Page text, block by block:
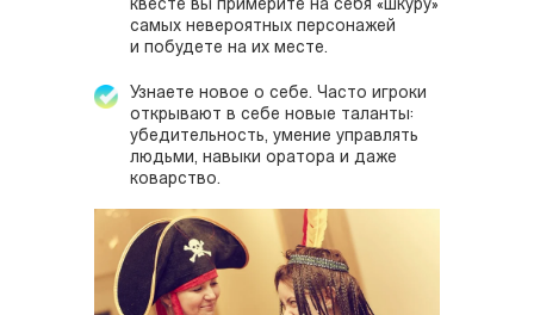
квесте вы примерите на себя «шкуру»
самых невероятных персонажей
и побудете на их месте.
Узнаете новое о себе. Часто игроки
открывают в себе новые таланты:
убедительность, умение управлять
людьми, навыки оратора и даже
коварство.